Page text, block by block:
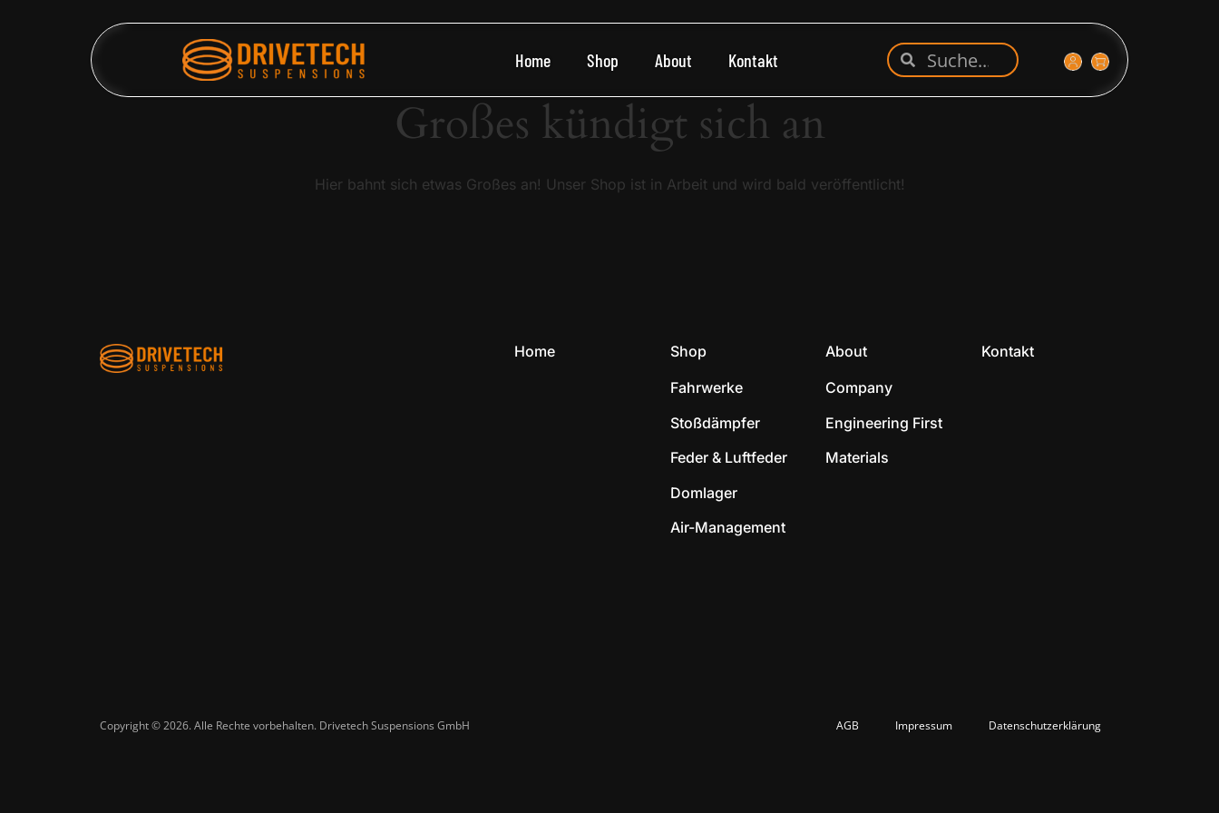
Home Shop About Kontakt
Großes kündigt sich an
Hier bahnt sich etwas Großes an! Unser Shop ist in Arbeit und wird bald veröffentlicht!
Home
Shop
Fahrwerke
Stoßdämpfer
Feder & Luftfeder
Domlager
Air-Management
About
Company
Engineering First
Materials
Kontakt
Copyright © 2026. Alle Rechte vorbehalten. Drivetech Suspensions GmbH​ AGB Impressum Datenschutzerklärung